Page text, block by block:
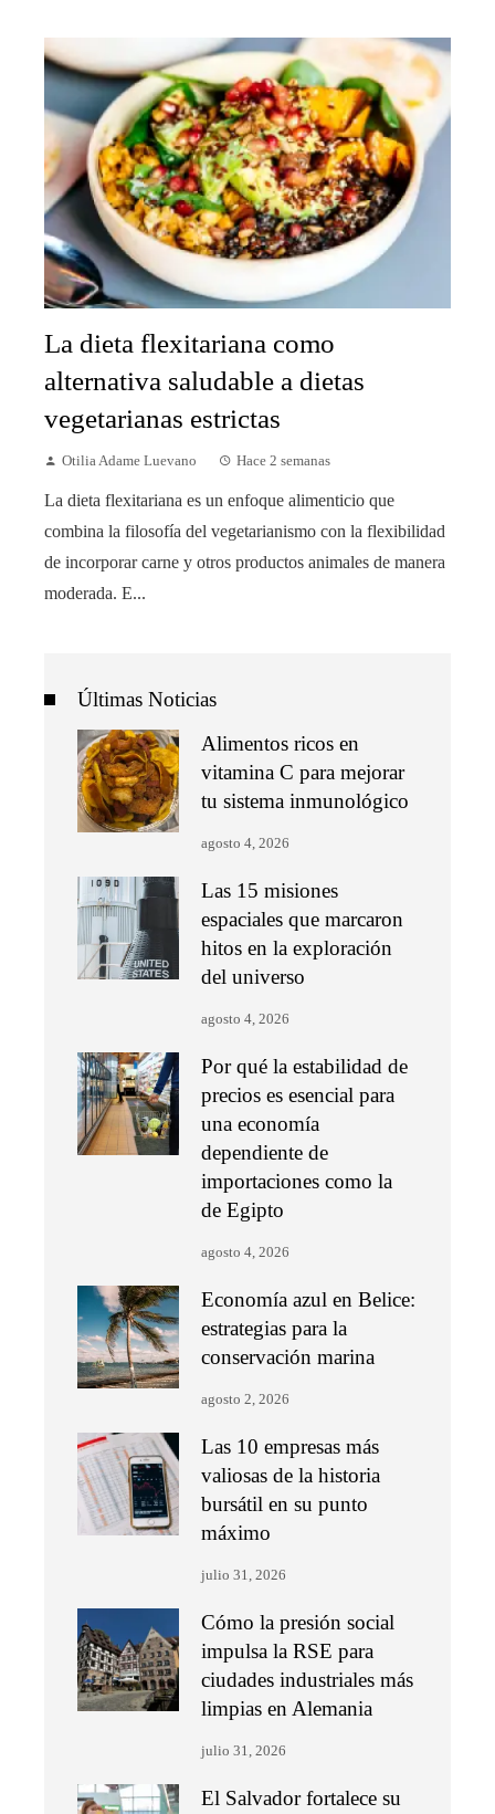
La dieta flexitariana como
alternativa saludable a dietas
vegetarianas estrictas
Otilia Adame Luevano Hace 2 semanas
La dieta flexitariana es un enfoque alimenticio que
combina la filosofía del vegetarianismo con la flexibilidad
de incorporar carne y otros productos animales de manera
moderada. E...
Últimas Noticias
Alimentos ricos en
vitamina C para mejorar
tu sistema inmunológico
agosto 4, 2026
Las 15 misiones
espaciales que marcaron
hitos en la exploración
del universo
agosto 4, 2026
Por qué la estabilidad de
precios es esencial para
una economía
dependiente de
importaciones como la
de Egipto
agosto 4, 2026
Economía azul en Belice:
estrategias para la
conservación marina
agosto 2, 2026
Las 10 empresas más
valiosas de la historia
bursátil en su punto
máximo
julio 31, 2026
Cómo la presión social
impulsa la RSE para
ciudades industriales más
limpias en Alemania
julio 31, 2026
El Salvador fortalece su